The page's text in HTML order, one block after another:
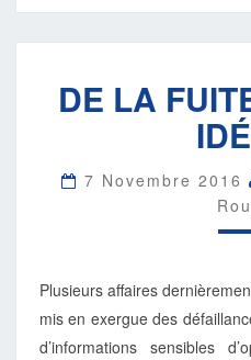
DE LA
7 Novembre 2016
Plusieurs affaires
mis en exergue des
d’informations sensibles